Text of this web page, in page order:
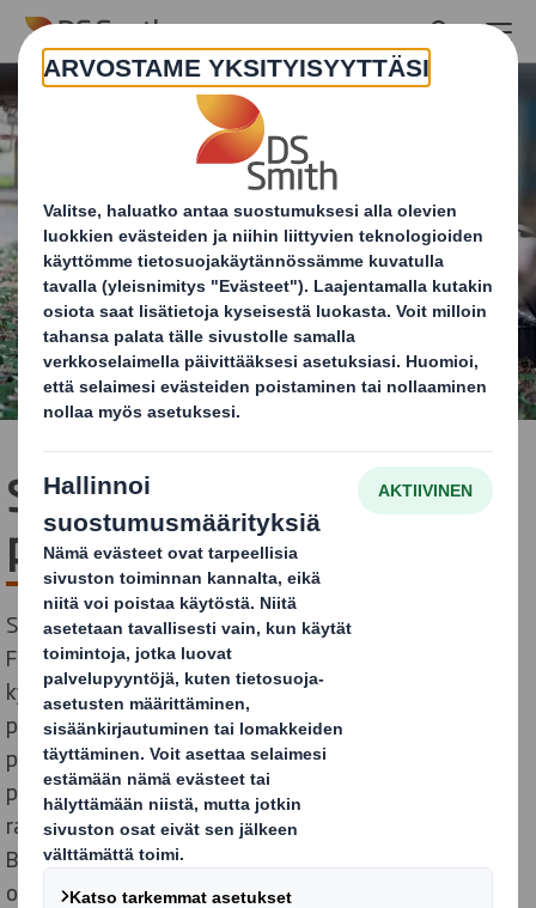
Skip to main content
Svegro luottaa
pakkauskumppaniinsa
Svegron majesteettisessa kasvihuoneessa Ruotsin
Färingsössä kasvaa luomusalaatteja ja -yrttejä
kymmenissä tuhansissa pienissä ruukuissa. Ne
poimitaan, pakataan ja toimitetaan kauppoihin eri
puolille maata juuri sinä päivänä, jolloin ne ovat
parhaimmillaan. Tällainen saavutus edellyttää sekä
rakkautta kaikkeen hyvään että innovaatiokykyä.
Basilika määrää kyllä, mutta todellisuudessa tekoäly
ohjaa toimintaa.